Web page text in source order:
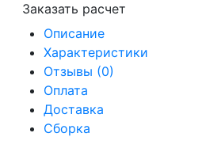
Заказать расчет
Описание
Характеристики
Отзывы (0)
Оплата
Доставка
Сборка